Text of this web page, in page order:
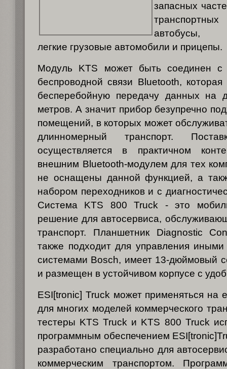
запасных
легкие грузовые автомобили и прицепы.
Модуль KTS может быть соединен с
беспроводной связи Bluetooth,
бесперебойную передачу данных на
метров. А значит прибор безупречно
помещений, в которых может
длинномерный транспорт.
осуществляется в практичном
внешним Bluetooth-модулем для тех
не оснащены данной функцией, а
набором переходников и с
Система KTS 800 Truck - это
решение для автосервиса,
транспорт. Планшетник Diagnostic
также подходит для управления иными
системами Bosch, имеет 13-дюймовый
и размещен в устойчивом корпусе с
ESI[tronic] Truck может применяться на
для многих моделей коммерческого
тестеры KTS Truck и KTS 800 Truck
программным обеспечением
разработано специально для
коммерческим транспортом.